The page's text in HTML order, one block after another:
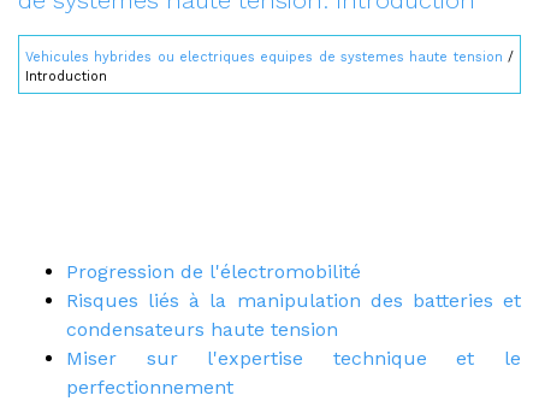
Vehicules hybrides ou electriques equipes de systemes haute tension /
Introduction
Progression de l'électromobilité
Risques liés à la manipulation des batteries et
condensateurs haute tension
Miser sur l'expertise technique et le
perfectionnement